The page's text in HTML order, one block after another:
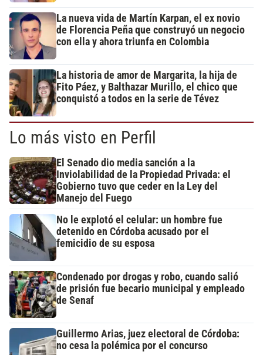
La nueva vida de Martín Karpan, el ex novio
de Florencia Peña que construyó un negocio
con ella y ahora triunfa en Colombia
La historia de amor de Margarita, la hija de
Fito Páez, y Balthazar Murillo, el chico que
conquistó a todos en la serie de Tévez
Lo más visto en Perfil
El Senado dio media sanción a la
Inviolabilidad de la Propiedad Privada: el
Gobierno tuvo que ceder en la Ley del
Manejo del Fuego
No le explotó el celular: un hombre fue
detenido en Córdoba acusado por el
femicidio de su esposa
Condenado por drogas y robo, cuando salió
de prisión fue becario municipal y empleado
de Senaf
Guillermo Arias, juez electoral de Córdoba:
no cesa la polémica por el concurso